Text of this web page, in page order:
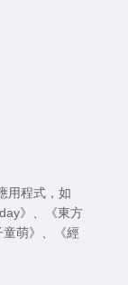
用程式，如
》
《東方
萌》
《經